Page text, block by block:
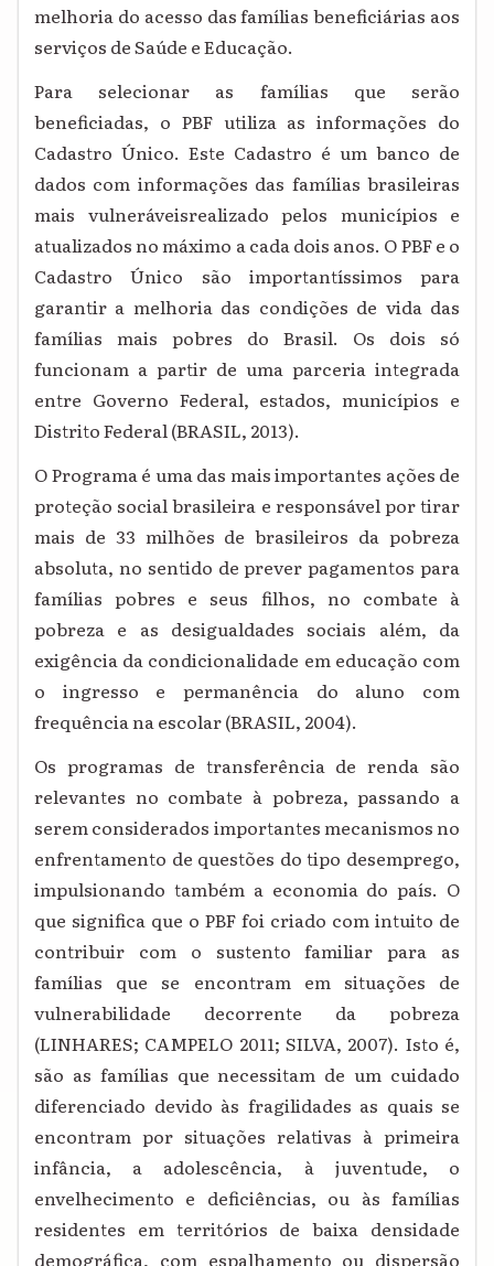
melhoria do acesso das famílias beneficiárias aos
serviços de Saúde e Educação.
Para selecionar as famílias que serão
beneficiadas, o PBF utiliza as informações do
Cadastro Único. Este Cadastro é um banco de
dados com informações das famílias brasileiras
mais vulneráveisrealizado pelos municípios e
atualizados no máximo a cada dois anos. O PBF e o
Cadastro Único são importantíssimos para
garantir a melhoria das condições de vida das
famílias mais pobres do Brasil. Os dois só
funcionam a partir de uma parceria integrada
entre Governo Federal, estados, municípios e
Distrito Federal (BRASIL, 2013).
O Programa é uma das mais importantes ações de
proteção social brasileira e responsável por tirar
mais de 33 milhões de brasileiros da pobreza
absoluta, no sentido de prever pagamentos para
famílias pobres e seus filhos, no combate à
pobreza e as desigualdades sociais além, da
exigência da condicionalidade em educação com
o ingresso e permanência do aluno com
frequência na escolar (BRASIL, 2004).
Os programas de transferência de renda são
relevantes no combate à pobreza, passando a
serem considerados importantes mecanismos no
enfrentamento de questões do tipo desemprego,
impulsionando também a economia do país. O
que significa que o PBF foi criado com intuito de
contribuir com o sustento familiar para as
famílias que se encontram em situações de
vulnerabilidade decorrente da pobreza
(LINHARES; CAMPELO 2011; SILVA, 2007). Isto é,
são as famílias que necessitam de um cuidado
diferenciado devido às fragilidades as quais se
encontram por situações relativas à primeira
infância, a adolescência, à juventude, o
envelhecimento e deficiências, ou às famílias
residentes em territórios de baixa densidade
demográfica, com espalhamento ou dispersão